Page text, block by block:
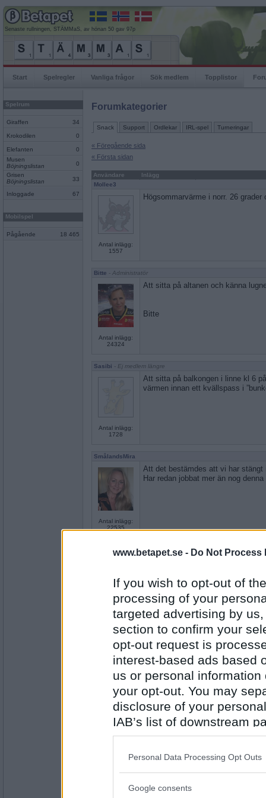
www.betapet.se - Do Not Process
If you wish to opt-out of
processing of your
targeted advertising by
section to confirm your
opt-out request is
interest-based ads based
us or personal
your opt-out. You may
disclosure of your
IAB’s list of downstream
also be disclosed by us
Downstream Participants
Please note that this
Personal Data Processing Opt Outs
Google consents
Senaste rullningen, STÄMMaS, av hönan 50 gav 97p
Start Spelregler Vanliga frågor Sök medlem Topplistor
Spelrum
Giraffen 34
Krokodilen 0
Elefanten
0
Musen
Böjningslistan
0
Grisen
Böjningslistan
33
Inloggade 67
Mobilspel
Pågående 18 465
Forumkategorier
Snack Support Ordlekar IRL-spel Turneringar
« Föregående sida
« Första sidan
Användare
Inlägg
Mollee3
Antal inlägg:
1557
Högsommarvärme i norr. 26
Bitte - Administratör
Antal inlägg:
24324
Att sitta på altanen och känna
Bitte
Sasibi - Ej medlem längre
Antal inlägg:
1728
Att sitta på balkongen i linne kl 6
värmen innan ett kvällspass i
SmålandsMira
Antal inlägg:
22535
Att det bestämdes att vi har stängt
Har redan jobbat mer än nog
Mormodern49
Antal inlägg:
ReggioEmilia
Antal inlägg: 17
Inga lån
Antal inlägg: 230